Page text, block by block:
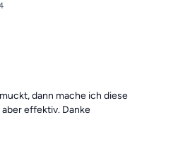
dann mache ich diese
effektiv. Danke